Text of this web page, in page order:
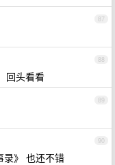
87
88
回头看看
89
90
录》 也还不错